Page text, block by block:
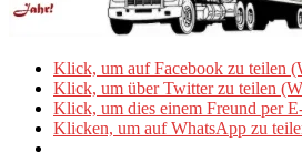
Klick, um auf Facebook zu teilen
Klick, um über Twitter zu teilen
Klick, um dies einem Freund per
Klicken, um auf WhatsApp zu